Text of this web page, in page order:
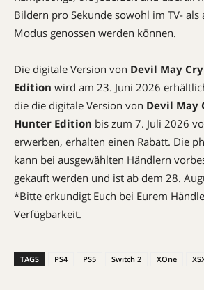
Bildern pro Sekunde sowohl im TV-
Modus genossen werden können.
Die digitale Version von Devil May
Edition wird am 23. Juni 2026
die die digitale Version von Devil May
Hunter Edition bis zum 7. Juli 2026
erwerben, erhalten einen Rabatt. Die
kann bei ausgewählten Händlern
gekauft werden und ist ab dem 28.
*Bitte erkundigt Euch bei Eurem
Verfügbarkeit.
TAGS PS4 PS5 Switch 2 XOne